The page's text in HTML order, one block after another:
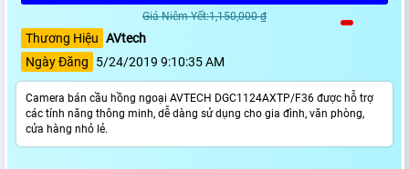
Giá Niêm Yết:1,150,000 ₫
Thương Hiệu AVtech
Ngày Đăng
5/24/2019 9:10:35 AM
Camera bán cầu hồng ngoại AVTECH DGC1124AXTP/F36 được hỗ trợ
các tính năng thông minh, dễ dàng sử dụng cho gia đình, văn phòng,
cửa hàng nhỏ lẻ.